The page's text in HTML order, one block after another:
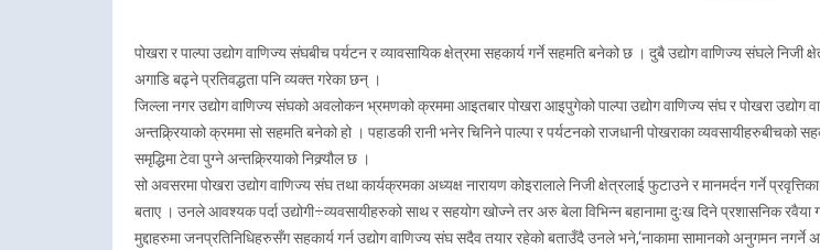
पोखरा र पाल्पा उद्योग वाणिज्य संघबीच पर्यटन र व्यावसायिक क्षेत्रमा सहकार्य गर्ने सहमति बनेको छ । दुबै उद्योग वाणिज्य संघले निजी
अगाडि बढ्ने प्रतिवद्धता पनि व्यक्त गरेका छन् ।
जिल्ला नगर उद्योग वाणिज्य संघको अवलोकन भ्रमणको क्रममा आइतबार पोखरा आइपुगेको पाल्पा उद्योग वाणिज्य संघ र पोखरा उद्योग
अन्तक्र्रियाको क्रममा सो सहमति बनेको हो । पहाडकी रानी भनेर चिनिने पाल्पा र पर्यटनको राजधानी पोखराका व्यवसायीहरुबीचको
समृद्धिमा टेवा पुग्ने अन्तक्र्रियाको निक्र्यौल छ ।
सो अवसरमा पोखरा उद्योग वाणिज्य संघ तथा कार्यक्रमका अध्यक्ष नारायण कोइरालाले निजी क्षेत्रलाई फुटाउने र मानमर्दन गर्ने
बताए । उनले आवश्यक पर्दा उद्योगी÷व्यवसायीहरुको साथ र सहयोग खोज्ने तर अरु बेला विभिन्न बहानामा दुःख दिने प्रशासनिक
मुद्दाहरुमा जनप्रतिनिधिहरुसँग सहकार्य गर्न उद्योग वाणिज्य संघ सदैव तयार रहेको बताउँदै उनले भने,‘नाकामा सामानको अनुगमन नगर्ने